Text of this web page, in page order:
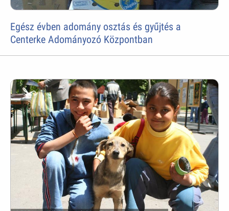
Egész évben adomány osztás és gyűjtés a
Centerke Adományozó Központban